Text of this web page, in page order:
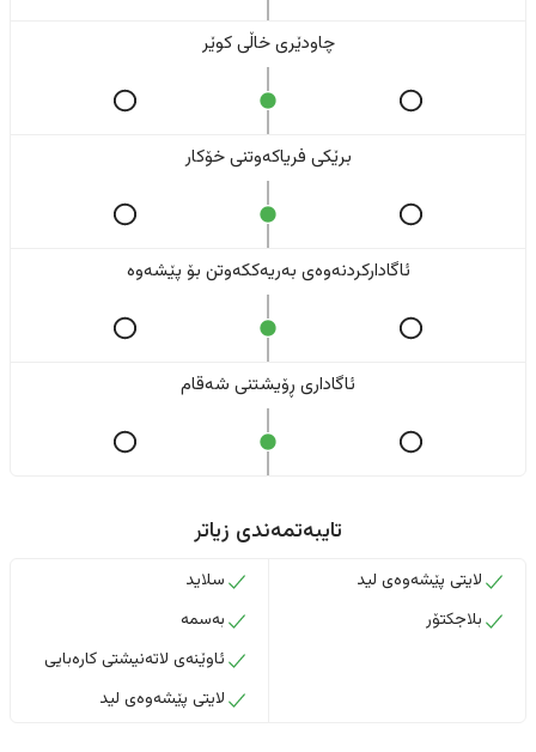
چاودێری خاڵی کوێر
برێکی فریاکەوتنی خۆکار
ئاگادارکردنەوەی بەریەککەوتن بۆ پێشەوە
ئاگاداری ڕۆیشتنی شەقام
تایبەتمەندی زیاتر
لایتی پێشەوەی لید
بلاجکتۆر
سلاید
بەسمە
ئاوێنەی لاتەنیشتی کارەبایی
لایتی پێشەوەی لید